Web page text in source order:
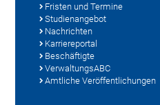
Fristen und Termine
Studienangebot
Nachrichten
Karriereportal
Beschäftigte
VerwaltungsABC
Amtliche Veröffentlichungen